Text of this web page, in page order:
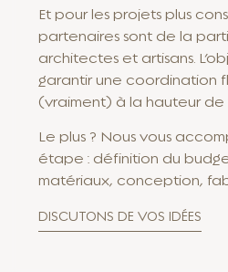
Et pour les projets plus
partenaires sont de la
architectes et artisans.
garantir une coordination
(vraiment) à la hauteur de
Le plus ? Nous vous
étape : définition du
matériaux, conception,
DISCUTONS DE VOS IDÉES